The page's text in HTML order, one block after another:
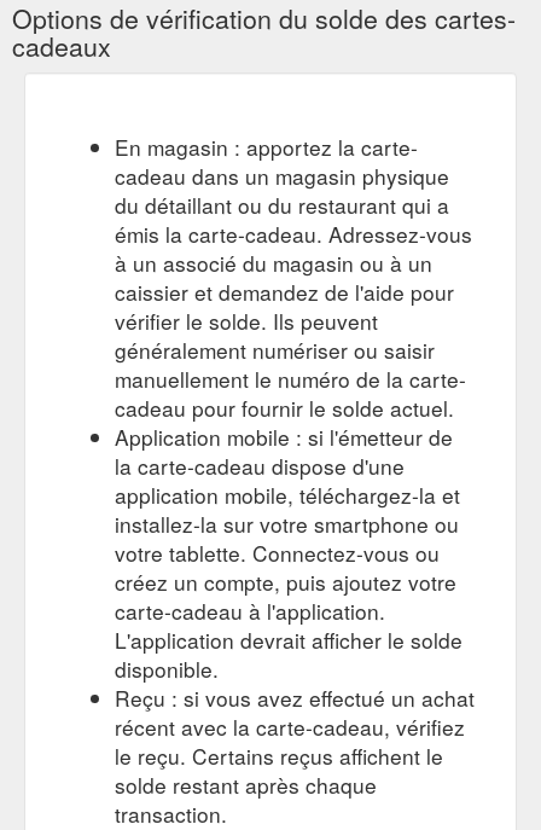
Options de vérification du solde des cartes-
cadeaux
En magasin : apportez la carte-
cadeau dans un magasin physique
du détaillant ou du restaurant qui a
émis la carte-cadeau. Adressez-vous
à un associé du magasin ou à un
caissier et demandez de l'aide pour
vérifier le solde. Ils peuvent
généralement numériser ou saisir
manuellement le numéro de la carte-
cadeau pour fournir le solde actuel.
Application mobile : si l'émetteur de
la carte-cadeau dispose d'une
application mobile, téléchargez-la et
installez-la sur votre smartphone ou
votre tablette. Connectez-vous ou
créez un compte, puis ajoutez votre
carte-cadeau à l'application.
L'application devrait afficher le solde
disponible.
Reçu : si vous avez effectué un achat
récent avec la carte-cadeau, vérifiez
le reçu. Certains reçus affichent le
solde restant après chaque
transaction.